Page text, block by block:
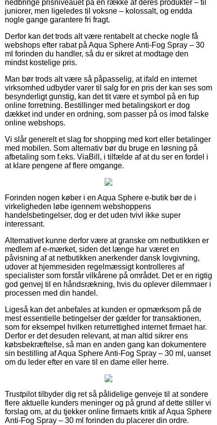
nedbringe prisniveauet på en række af deres produkter – til
juniorer, men ligeledes til voksne – kolossalt, og endda
nogle gange garantere fri fragt.
Derfor kan det trods alt være rentabelt at checke nogle få
webshops efter rabat på Aqua Sphere Anti-Fog Spray – 30
ml forinden du handler, så du er sikret at modtage den
mindst kostelige pris.
Man bør trods alt være så påpasselig, at ifald en internet
virksomhed udbyder varer til salg for en pris der kan ses som
besynderligt gunstig, kan det tit være et symbol på en fup
online forretning. Bestillinger med betalingskort er dog
dækket ind under en ordning, som passer på os imod falske
online webshops.
Vi slår generelt et slag for shopping med kort eller betalinger
med mobilen. Som alternativ bør du bruge en løsning på
afbetaling som f.eks. ViaBill, i tilfælde af at du ser en fordel i
at klare pengene af flere omgange.
Forinden nogen køber i en Aqua Sphere e-butik bør de i
virkeligheden løbe igennem webshoppens
handelsbetingelser, dog er det uden tvivl ikke super
interessant.
Alternativet kunne derfor være at granske om netbutikken er
medlem af e-mærket, siden det længe har været en
påvisning af at netbutikken anerkender dansk lovgivning,
udover at hjemmesiden regelmæssigt kontrolleres af
specialister som forstår vilkårene på området. Det er en rigtig
god genvej til en håndsrækning, hvis du oplever dilemmaer i
processen med din handel.
Ligeså kan det anbefales at kunden er opmærksom på de
mest essentielle betingelser der gælder for transaktionen,
som for eksempel hvilken returrettighed internet firmaet har.
Derfor er det desuden relevant, at man altid sikrer ens
købsbekræftelse, så man en anden gang kan dokumentere
sin bestilling af Aqua Sphere Anti-Fog Spray – 30 ml, uanset
om du leder efter en vare til en dame eller herre.
Trustpilot tilbyder dig ret så pålidelige genveje til at sondere
flere aktuelle kunders meninger og på grund af dette stiller vi
forslag om, at du tjekker online firmaets kritik af Aqua Sphere
Anti-Fog Spray – 30 ml forinden du placerer din ordre.